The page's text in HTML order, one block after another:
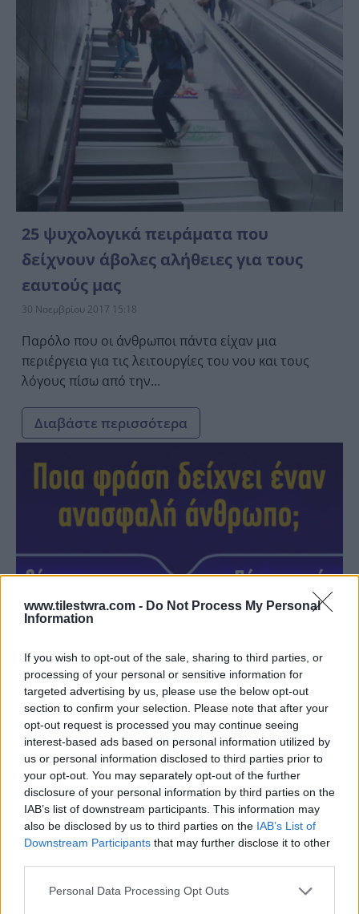
www.tilestwra.com - Do Not Process My Personal
Information
If you wish to opt-out of the sale, sharing to third parties, or
processing of your personal or sensitive information for
targeted advertising by us, please use the below opt-out
section to confirm your selection. Please note that after your
opt-out request is processed you may continue seeing
interest-based ads based on personal information utilized by
us or personal information disclosed to third parties prior to
your opt-out. You may separately opt-out of the further
disclosure of your personal information by third parties on the
IAB’s list of downstream participants. This information may
also be disclosed by us to third parties on the IAB’s List of
Downstream Participants that may further disclose it to other
Personal Data Processing Opt Outs
25 ψυχολογικά πειράματα που
δείχνουν άβολες αλήθειες για τους
εαυτούς μας
30 Νοεμβρίου 2017 15:18
Παρόλο που οι άνθρωποι πάντα είχαν μια
περιέργεια για τις λειτουργίες του νου και τους
λόγους πίσω από την...
Διαβάστε περισσότερα
10 φράσεις που δείχνουν ότι κάποιος
έχει χαμηλή αυτοεκτίμηση
23 Ιουλίου 2017 05:15
Ένας άνθρωπος παρατηρεί, ότι ο καιρός δεν είναι
καλός. Στην συνέχεια, απολογείται στον συνομιλητή
που δεν τον ρώτησε, αν...